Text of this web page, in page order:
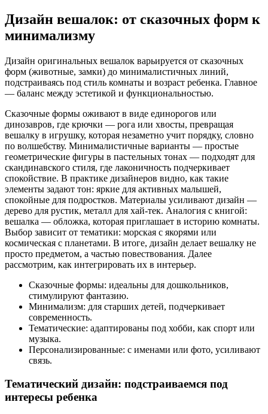
Дизайн вешалок: от сказочных форм к
минимализму
Дизайн оригинальных вешалок варьируется от сказочных
форм (животные, замки) до минималистичных линий,
подстраиваясь под стиль комнаты и возраст ребенка. Главное
— баланс между эстетикой и функциональностью.
Сказочные формы оживают в виде единорогов или
динозавров, где крючки — рога или хвосты, превращая
вешалку в игрушку, которая незаметно учит порядку, словно
по волшебству. Минималистичные варианты — простые
геометрические фигуры в пастельных тонах — подходят для
скандинавского стиля, где лаконичность подчеркивает
спокойствие. В практике дизайнеров видно, как такие
элементы задают тон: яркие для активных малышей,
спокойные для подростков. Материалы усиливают дизайн —
дерево для рустик, металл для хай-тек. Аналогия с книгой:
вешалка — обложка, которая приглашает в историю комнаты.
Выбор зависит от тематики: морская с якорями или
космическая с планетами. В итоге, дизайн делает вешалку не
просто предметом, а частью повествования. Далее
рассмотрим, как интегрировать их в интерьер.
Сказочные формы: идеальны для дошкольников,
стимулируют фантазию.
Минимализм: для старших детей, подчеркивает
современность.
Тематические: адаптированы под хобби, как спорт или
музыка.
Персонализированные: с именами или фото, усиливают
связь.
Тематический дизайн: подстраиваемся под
интересы ребенка